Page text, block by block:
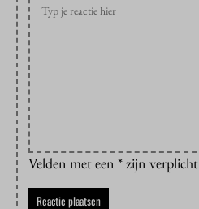
Velden met een * zijn verplicht